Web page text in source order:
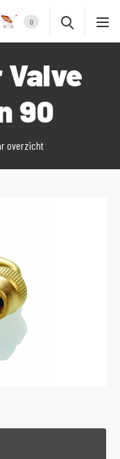
0
90
overzicht